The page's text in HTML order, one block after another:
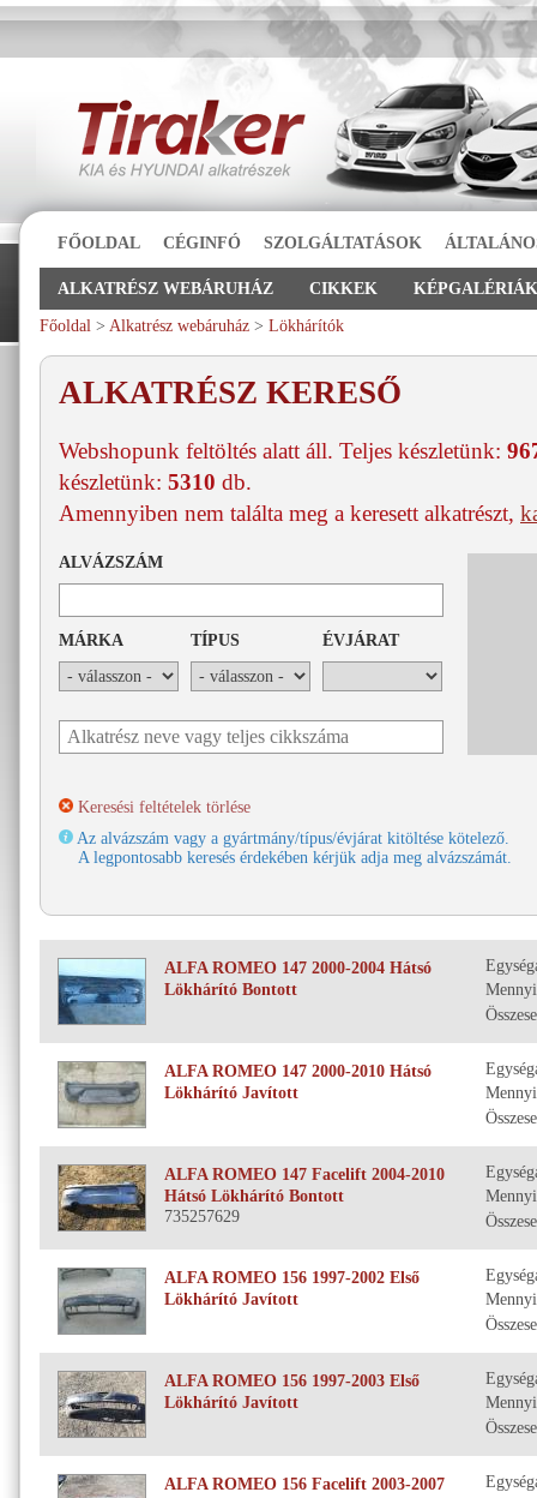
FŐOLDAL CÉGINFÓ SZOLGÁLTATÁSOK
ALKATRÉSZ WEBÁRUHÁZ CIKKEK KÉPGALÉRIÁK
Főoldal > Alkatrész webáruház > Lökhárítók
ALKATRÉSZ KERESŐ
Webshopunk feltöltés alatt áll. Teljes készletünk:
készletünk: 5310 db.
Amennyiben nem találta meg a keresett alkatrészt,
ALVÁZSZÁM
MÁRKA TÍPUS ÉVJÁRAT
Az alvázszám vagy a gyártmány/típus/évjárat kitöltése kötelező.
A legpontosabb keresés érdekében kérjük adja meg alvázszámát.
ALFA ROMEO 147 2000-2004 Hátsó
Lökhárító Bontott
ALFA ROMEO 147 2000-2010 Hátsó
Lökhárító Javított
ALFA ROMEO 147 Facelift 2004-2010
Hátsó Lökhárító Bontott
735257629
ALFA ROMEO 156 1997-2002 Első
Lökhárító Javított
ALFA ROMEO 156 1997-2003 Első
Lökhárító Javított
ALFA ROMEO 156 Facelift 2003-2007